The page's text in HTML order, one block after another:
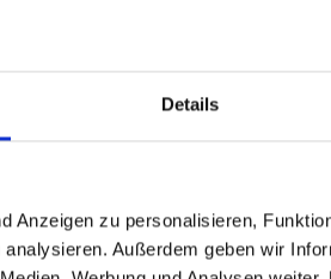
Details
Anzeigen zu personalisieren,
Außerdem geben wir
und die Kurbelwellendichtung
R 80/7, R 80RT, R 80, R 100/7, R
R 100R, R 100R Mystic, R 80GS Basic